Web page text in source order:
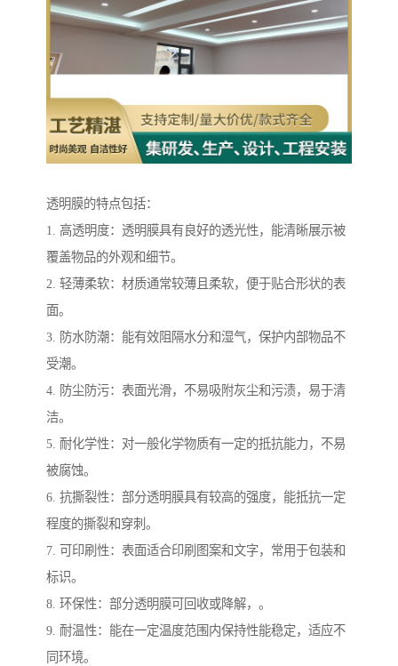
透明膜的特点包括：
1. 高透明度：透明膜具有良好的透光性，能清晰展示被
覆盖物品的外观和细节。
2. 轻薄柔软：材质通常较薄且柔软，便于贴合形状的表
面。
3. 防水防潮：能有效阻隔水分和湿气，保护内部物品不
受潮。
4. 防尘防污：表面光滑，不易吸附灰尘和污渍，易于清
洁。
5. 耐化学性：对一般化学物质有一定的抵抗能力，不易
被腐蚀。
6. 抗撕裂性：部分透明膜具有较高的强度，能抵抗一定
程度的撕裂和穿刺。
7. 可印刷性：表面适合印刷图案和文字，常用于包装和
标识。
8. 环保性：部分透明膜可回收或降解，。
9. 耐温性：能在一定温度范围内保持性能稳定，适应不
同环境。